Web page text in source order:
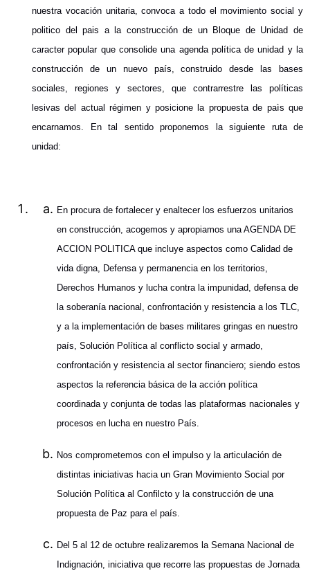
nuestra vocación unitaria, convoca a todo el movimiento social y
politico del pais a la construcción de un Bloque de Unidad de
caracter popular que consolide una agenda política de unidad y la
construcción de un nuevo país, construido desde las bases
sociales, regiones y sectores, que contrarrestre las políticas
lesivas del actual régimen y posicione la propuesta de paìs que
encarnamos. En tal sentido proponemos la siguiente ruta de
unidad:
En procura de fortalecer y enaltecer los esfuerzos unitarios
en construcción, acogemos y apropiamos una AGENDA DE
ACCION POLITICA que incluye aspectos como Calidad de
vida digna, Defensa y permanencia en los territorios,
Derechos Humanos y lucha contra la impunidad, defensa de
la soberanía nacional, confrontación y resistencia a los TLC,
y a la implementación de bases militares gringas en nuestro
país, Solución Política al conflicto social y armado,
confrontación y resistencia al sector financiero; siendo estos
aspectos la referencia básica de la acción política
coordinada y conjunta de todas las plataformas nacionales y
procesos en lucha en nuestro País.
Nos comprometemos con el impulso y la articulación de
distintas iniciativas hacia un Gran Movimiento Social por
Solución Política al Confilcto y la construcción de una
propuesta de Paz para el país.
Del 5 al 12 de octubre realizaremos la Semana Nacional de
Indignación, iniciativa que recorre las propuestas de Jornada